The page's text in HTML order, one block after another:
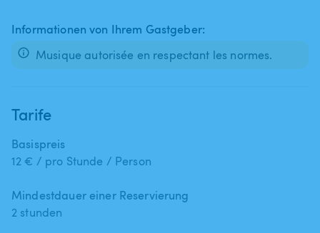
Informationen von Ihrem Gastgeber:
Musique autorisée en respectant les normes.
Tarife
Basispreis
12 € / pro Stunde / Person
Mindestdauer einer Reservierung
2 stunden